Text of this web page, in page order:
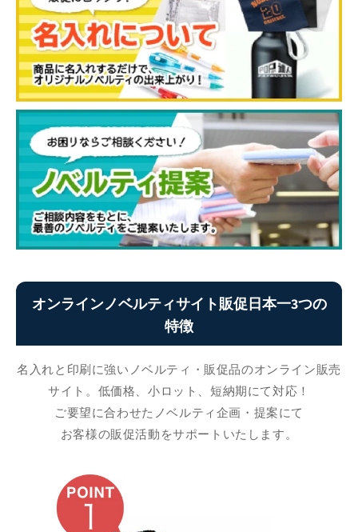
オンラインノベルティサイト販促日本一3つの
特徴
名入れと印刷に強いノベルティ・販促品のオンライン販売
サイト。低価格、小ロット、短納期にて対応！
ご要望に合わせたノベルティ企画・提案にて
お客様の販促活動をサポートいたします。